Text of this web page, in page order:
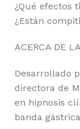
¿Qué efectos
¿Están
ACERCA DE
Desarrollado
directora de
en hipnosis
banda